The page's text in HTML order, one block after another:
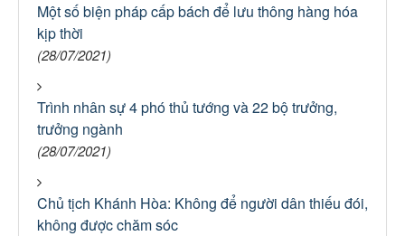
Một số biện pháp cấp bách để lưu thông hàng hóa
kịp thời
(28/07/2021)
Trình nhân sự 4 phó thủ tướng và 22 bộ trưởng,
trưởng ngành
(28/07/2021)
Chủ tịch Khánh Hòa: Không để người dân thiếu đói,
không được chăm sóc